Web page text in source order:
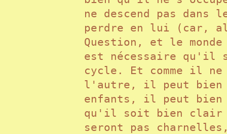
ne descend pas dans
perdre en lui (car,
Question, et le
est nécessaire qu'il
cycle. Et comme il
l'autre, il peut bien
enfants, il peut bien
qu'il soit bien clair
seront pas